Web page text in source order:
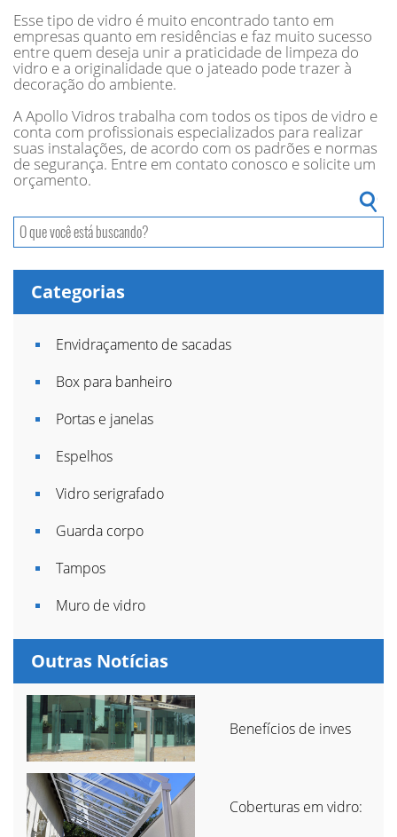
Esse tipo de vidro é muito encontrado tanto em
empresas quanto em residências e faz muito sucesso
entre quem deseja unir a praticidade de limpeza do
vidro e a originalidade que o jateado pode trazer à
decoração do ambiente.
A Apollo Vidros trabalha com todos os tipos de vidro e
conta com profissionais especializados para realizar
suas instalações, de acordo com os padrões e normas
de segurança. Entre em contato conosco e solicite um
orçamento.
Categorias
Envidraçamento de sacadas
Box para banheiro
Portas e janelas
Espelhos
Vidro serigrafado
Guarda corpo
Tampos
Muro de vidro
Outras Notícias
Benefícios de inves
Coberturas em vidro: